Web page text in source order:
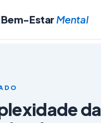
Bem-Estar Mental
da